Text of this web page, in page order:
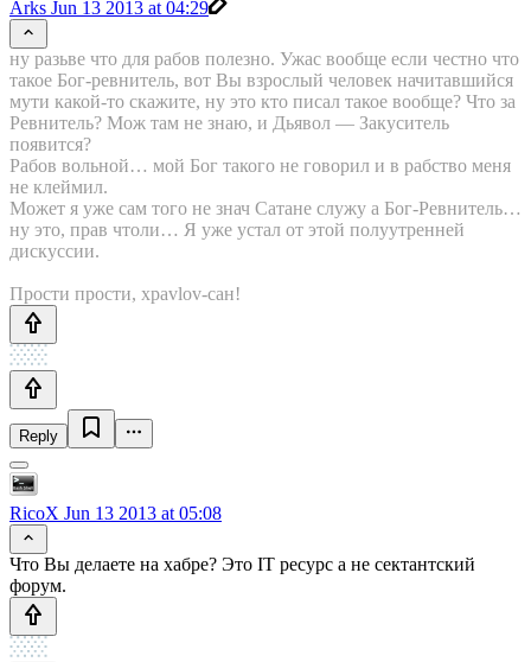
Arks Jun 13 2013 at 04:29
ну разьве что для рабов полезно. Ужас вообще если честно что
такое Бог-ревнитель, вот Вы взрослый человек начитавшийся
мути какой-то скажите, ну это кто писал такое вообще? Что за
Ревнитель? Мож там не знаю, и Дьявол — Закуситель
появится?
Рабов вольной… мой Бог такого не говорил и в рабство меня
не клеймил.
Может я уже сам того не знач Сатане служу а Бог-Ревнитель…
ну это, прав чтоли… Я уже устал от этой полуутренней
дискуссии.
Прости прости, xpavlov-сан!
Reply
RicoX Jun 13 2013 at 05:08
Что Вы делаете на хабре? Это IT ресурс а не сектантский
форум.